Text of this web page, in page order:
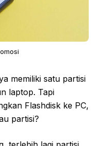
memiliki satu partisi
laptop. Tapi
Flashdisk ke PC,
partisi?